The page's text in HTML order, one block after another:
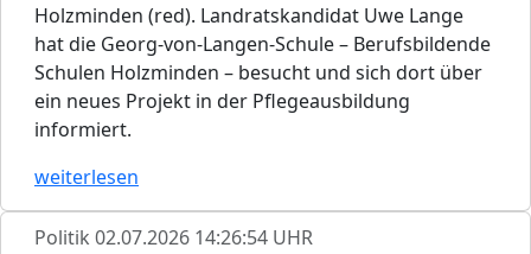
Holzminden (red). Landratskandidat Uwe Lange
hat die Georg-von-Langen-Schule – Berufsbildende
Schulen Holzminden – besucht und sich dort über
ein neues Projekt in der Pflegeausbildung
informiert.
weiterlesen
Politik 02.07.2026 14:26:54 UHR